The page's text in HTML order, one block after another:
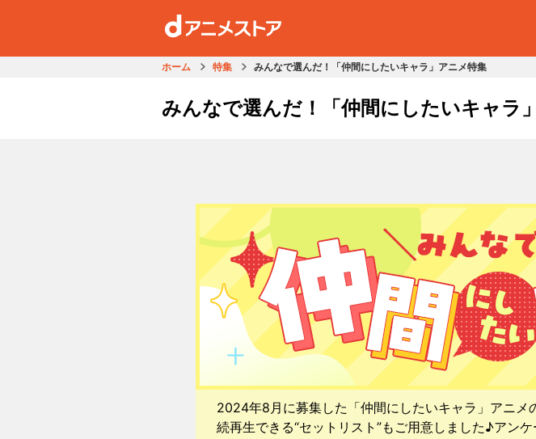
ホーム 特集 みんなで選んだ！「仲間にしたいキャラ」アニメ特集
みんなで選んだ！「仲間にしたいキャラ
2024年8月に募集した「仲間にしたいキャラ」アニ
続再生できる“セットリスト”もご用意しました♪アン